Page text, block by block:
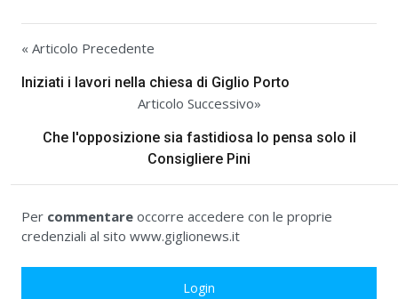
« Articolo Precedente
Iniziati i lavori nella chiesa di Giglio Porto
Articolo Successivo»
Che l'opposizione sia fastidiosa lo pensa solo il
Consigliere Pini
Per commentare occorre accedere con le proprie
credenziali al sito www.giglionews.it
Login